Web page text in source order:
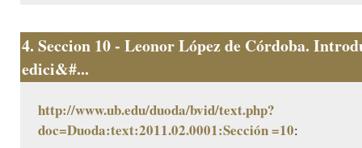
4. Seccion 10 - Leonor López de Córdoba.
edici&#...
http://www.ub.edu/duoda/bvid/text.php?
doc=Duoda:text:2011.02.0001:Sección =10: